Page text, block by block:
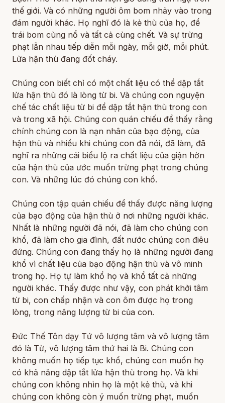
thế giới. Và có những người ôm bom nhảy vào trong
đám người khác. Họ nghĩ đó là kẻ thù của họ, để
trái bom cùng nổ và tất cả cùng chết. Và sự trừng
phạt lẫn nhau tiếp diễn mỗi ngày, mỗi giờ, mỗi phút.
Lửa hận thù đang đốt cháy.
Chúng con biết chỉ có một chất liệu có thể dập tắt
lửa hận thù đó là lòng từ bi. Và chúng con nguyện
chế tác chất liệu từ bi để dập tắt hận thù trong con
và trong xã hội. Chúng con quán chiếu để thấy rằng
chính chúng con là nạn nhân của bạo động, của
hận thù và nhiều khi chúng con đã nói, đã làm, đã
nghĩ ra những cái biểu lộ ra chất liệu của giận hờn
của hận thù của ước muốn trừng phạt trong chúng
con. Và những lúc đó chúng con khổ.
Chúng con tập quán chiếu để thấy được năng lượng
của bạo động của hận thù ở nơi những người khác.
Nhất là những người đã nói, đã làm cho chúng con
khổ, đã làm cho gia đình, đất nước chúng con điêu
đứng. Chúng con đang thấy họ là những người đang
khổ vì chất liệu của bạo động hận thù và vô minh
trong họ. Họ tự làm khổ họ và khổ tất cả những
người khác. Thấy được như vậy, con phát khởi tâm
từ bi, con chấp nhận và con ôm được họ trong
lòng, trong năng lượng từ bi của con.
Đức Thế Tôn dạy Tứ vô lượng tâm và vô lượng tâm
đó là Từ, vô lượng tâm thứ hai là Bi. Chúng con
không muốn họ tiếp tục khổ, chúng con muốn họ
có khả năng dập tắt lửa hận thù trong họ. Và khi
chúng con không nhìn họ là một kẻ thù, và khi
chúng con không còn ý muốn trừng phạt, muốn